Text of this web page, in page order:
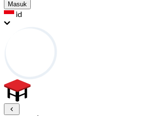
Masuk
id